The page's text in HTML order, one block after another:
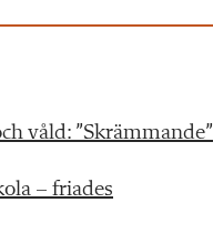
våld: ”Skrämmande”
– friades